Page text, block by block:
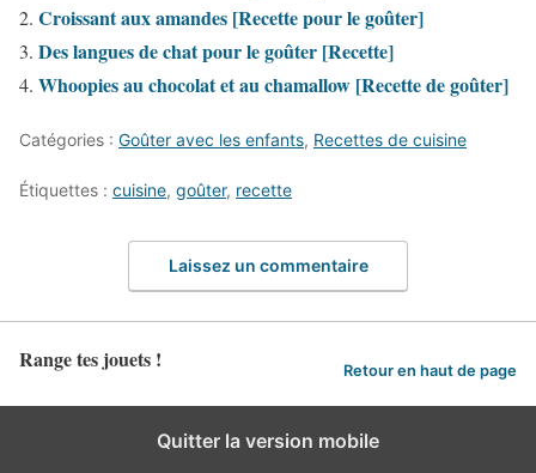
Croissant aux amandes [Recette pour le goûter]
Des langues de chat pour le goûter [Recette]
Whoopies au chocolat et au chamallow [Recette de goûter]
Catégories : Goûter avec les enfants, Recettes de cuisine
Étiquettes : cuisine, goûter, recette
Laissez un commentaire
Range tes jouets ! Retour en haut de page
Quitter la version mobile